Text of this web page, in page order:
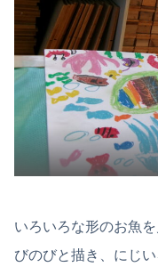
いろいろな形のお魚
びのびと描き、にじ